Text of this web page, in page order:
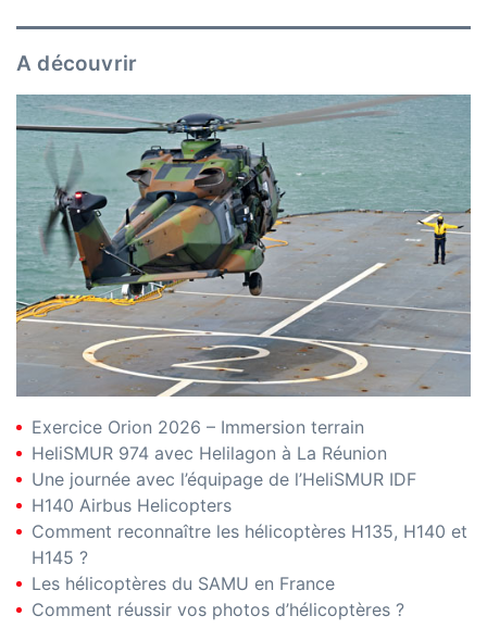
A découvrir
Exercice Orion 2026 – Immersion terrain
HeliSMUR 974 avec Helilagon à La Réunion
Une journée avec l’équipage de l’HeliSMUR IDF
H140 Airbus Helicopters
Comment reconnaître les hélicoptères H135, H140 et
H145 ?
Les hélicoptères du SAMU en France
Comment réussir vos photos d’hélicoptères ?